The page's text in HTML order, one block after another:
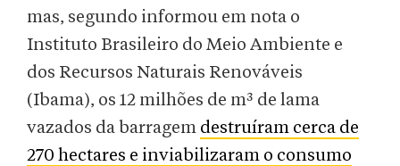
mas, segundo informou em nota o
Instituto Brasileiro do Meio Ambiente e
dos Recursos Naturais Renováveis
(Ibama), os 12 milhões de m³ de lama
vazados da barragem destruíram cerca de
270 hectares e inviabilizaram o consumo